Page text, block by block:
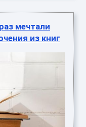
мечтали
из книг